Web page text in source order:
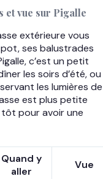
et vue sur Pigalle
extérieure vous
ses balustrades
c’est un petit
les soirs d’été, ou
les lumières de
est plus petite
tôt pour avoir une
Quand y
aller
Vue